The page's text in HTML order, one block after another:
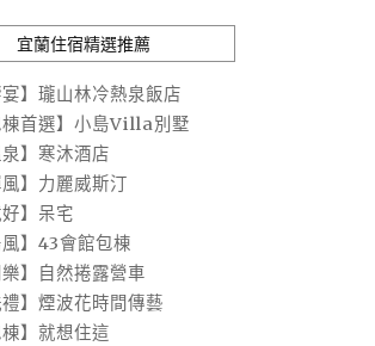
宜蘭住宿精選推薦
宴】瓏山林冷熱泉飯店
棟首選】小島Villa別墅
泉】寒沐酒店
風】力麗威斯汀
好】呆宅
風】43會館包棟
樂】自然捲露營車
禮】煙波花時間傳藝
棟】就想住這